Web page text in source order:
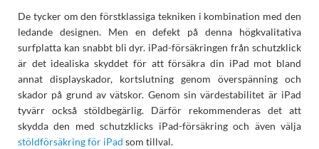
De tycker om den förstklassiga tekniken i kombination med den
ledande designen. Men en defekt på denna högkvalitativa
surfplatta kan snabbt bli dyr. iPad-försäkringen från schutzklick
är det idealiska skyddet för att försäkra din iPad mot bland
annat displayskador, kortslutning genom överspänning och
skador på grund av vätskor. Genom sin värdestabilitet är iPad
tyvärr också stöldbegärlig. Därför rekommenderas det att
skydda den med schutzklicks iPad-försäkring och även välja
stöldförsäkring för iPad som tillval.